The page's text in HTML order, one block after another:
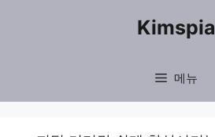
Kimspia
메뉴